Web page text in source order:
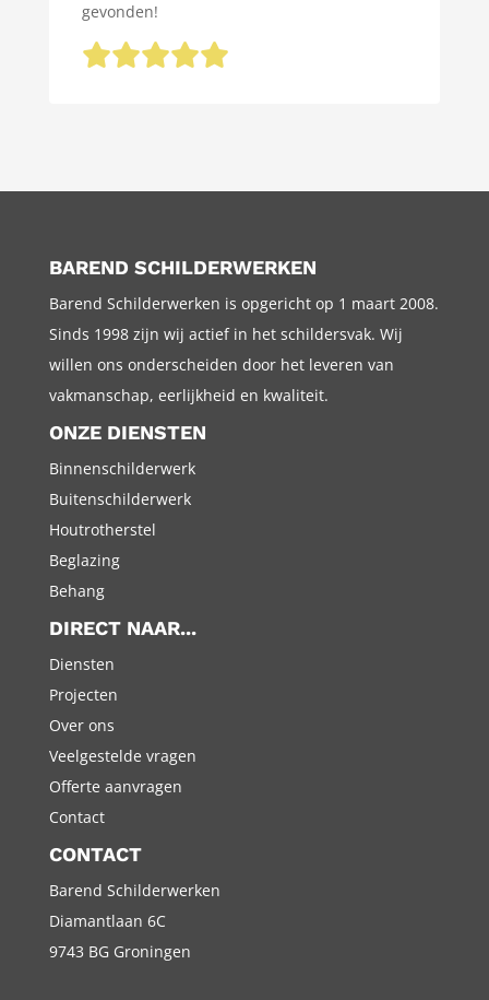
gevonden!
BAREND SCHILDERWERKEN
Barend Schilderwerken is opgericht op 1 maart 2008.
Sinds 1998 zijn wij actief in het schildersvak. Wij
willen ons onderscheiden door het leveren van
vakmanschap, eerlijkheid en kwaliteit.
ONZE DIENSTEN
Binnenschilderwerk
Buitenschilderwerk
Houtrotherstel
Beglazing
Behang
DIRECT NAAR...
Diensten
Projecten
Over ons
Veelgestelde vragen
Offerte aanvragen
Contact
CONTACT
Barend Schilderwerken
Diamantlaan 6C
9743 BG Groningen